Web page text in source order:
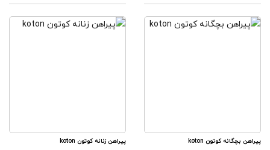
پیراهن بچگانه کوتون koton پیراهن زنانه کوتون koton